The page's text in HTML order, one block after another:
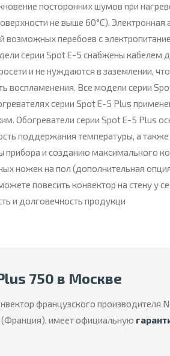
посторонних шумов при
не выше 60°С).
возможных перебоев с
серии Spot E-5 снабжены кабелем
и не нуждаются в заземлении,
воспламенения. Все модели серии
серии Spot Е-5 Plus
Обогреватели серии Spot Е-5 Plus
поддержания температуры, а
прибора и созданию
ножек на пол (дополнительная
повесить конвектор на стену у
и долговечность продукци
750 в Москве
французского
(Франция), имеет официальную